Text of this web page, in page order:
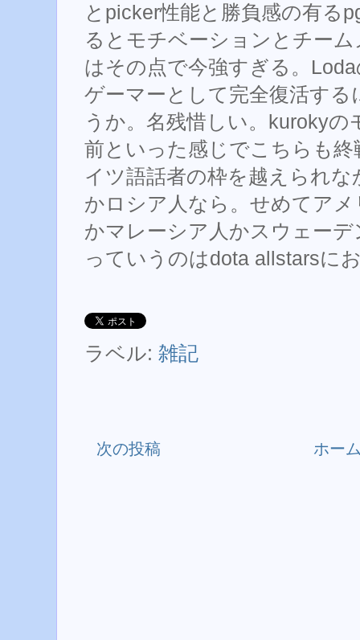
とpicker性能と勝負感の有る
るとモチベーションとチー
はその点で今強すぎる。
ゲーマーとして完全復活す
うか。名残惜しい。kuroky
前といった感じでこちらも
イツ語話者の枠を越えられ
かロシア人なら。せめてア
かマレーシア人かスウェー
っていうのはdota allstarsに
ラベル: 雑記
次の投稿 ホー